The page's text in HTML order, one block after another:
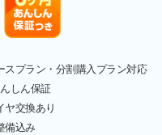
スプラン・分割購入プラン対応
しん保証
ヤ交換あり
備込み